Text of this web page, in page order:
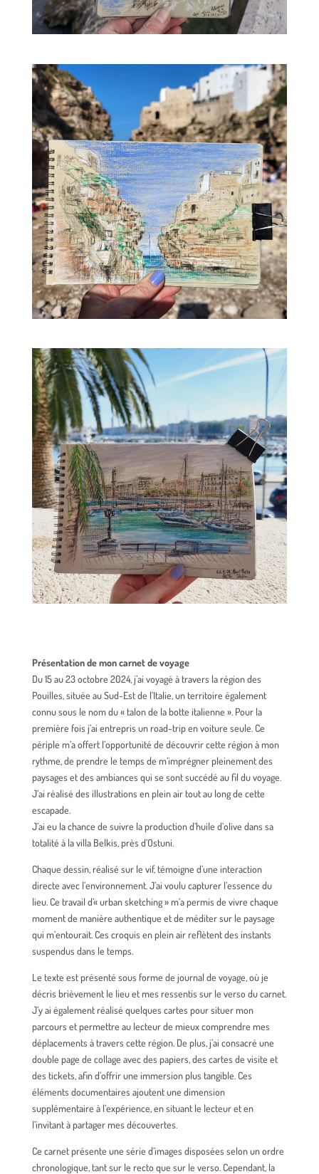
Présentation de mon carnet de voyage
Du 15 au 23 octobre 2024, j’ai voyagé à travers la région des
Pouilles, située au Sud-Est de l’Italie, un territoire également
connu sous le nom du « talon de la botte italienne ». Pour la
première fois j’ai entrepris un road-trip en voiture seule. Ce
périple m’a offert l’opportunité de découvrir cette région à mon
rythme, de prendre le temps de m’imprégner pleinement des
paysages et des ambiances qui se sont succédé au fil du voyage.
J’ai réalisé des illustrations en plein air tout au long de cette
escapade.
J’ai eu la chance de suivre la production d’huile d’olive dans sa
totalité à la villa Belkis, près d’Ostuni.
Chaque dessin, réalisé sur le vif, témoigne d’une interaction
directe avec l’environnement. J’ai voulu capturer l’essence du
lieu. Ce travail d’« urban sketching » m’a permis de vivre chaque
moment de manière authentique et de méditer sur le paysage
qui m’entourait. Ces croquis en plein air reflètent des instants
suspendus dans le temps.
Le texte est présenté sous forme de journal de voyage, où je
décris brièvement le lieu et mes ressentis sur le verso du carnet.
J’y ai également réalisé quelques cartes pour situer mon
parcours et permettre au lecteur de mieux comprendre mes
déplacements à travers cette région. De plus, j’ai consacré une
double page de collage avec des papiers, des cartes de visite et
des tickets, afin d’offrir une immersion plus tangible. Ces
éléments documentaires ajoutent une dimension
supplémentaire à l’expérience, en situant le lecteur et en
l’invitant à partager mes découvertes.
Ce carnet présente une série d’images disposées selon un ordre
chronologique, tant sur le recto que sur le verso. Cependant, la